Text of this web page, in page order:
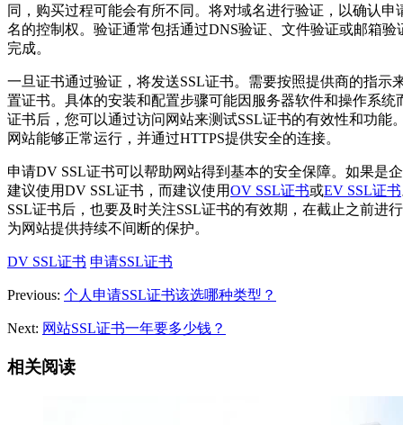
同，购买过程可能会有所不同。将对域名进行验证，以确认申
名的控制权。验证通常包括通过DNS验证、文件验证或邮箱验
完成。
一旦证书通过验证，将发送SSL证书。需要按照提供商的指示
置证书。具体的安装和配置步骤可能因服务器软件和操作系统
证书后，您可以通过访问网站来测试SSL证书的有效性和功能
网站能够正常运行，并通过HTTPS提供安全的连接。
申请DV SSL证书可以帮助网站得到基本的安全保障。如果是
建议使用DV SSL证书，而建议使用OV SSL证书或EV SSL证书
SSL证书后，也要及时关注SSL证书的有效期，在截止之前进
为网站提供持续不间断的保护。
DV SSL证书 申请SSL证书
Previous: 个人申请SSL证书该选哪种类型？
Next: 网站SSL证书一年要多少钱？
相关阅读